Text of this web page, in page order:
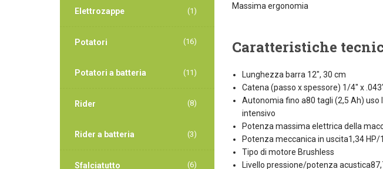
Massima ergonomia
Caratteristiche
Lunghezza barra 12″, 30 cm
Catena (passo x spessore) 1/4″ x
Autonomia fino a80 tagli (2,5 Ah) uso
intensivo
Potenza massima elettrica della
Potenza meccanica in uscita1,34 HP/
Tipo di motore Brushless
Livello pressione/potenza
Elettrozappe (1)
Potatori (16)
Potatori a batteria (11)
Rider (8)
Rider a batteria (3)
Sfalciatutto (6)